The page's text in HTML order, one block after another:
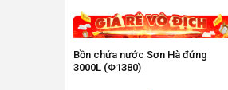
Bồn chứa nước Sơn Hà đứng
3000L (Φ1380)